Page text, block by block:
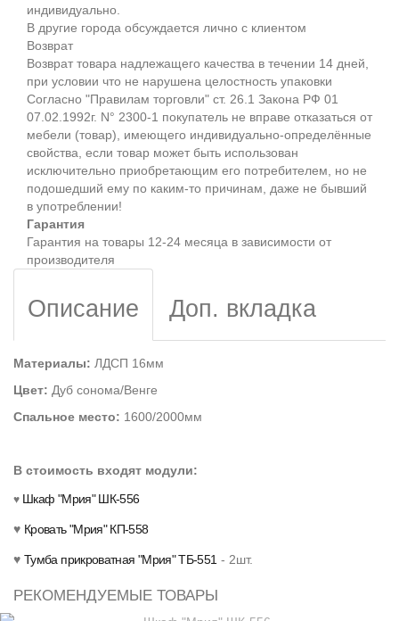
индивидуально.
В другие города обсуждается лично с клиентом
Возврат
Возврат товара надлежащего качества в течении 14 дней,
при условии что не нарушена целостность упаковки
Согласно "Правилам торговли" ст. 26.1 Закона РФ 01
07.02.1992г. N° 2300-1 покупатель не вправе отказаться от
мебели (товар), имеющего индивидуально-определённые
свойства, если товар может быть использован
исключительно приобретающим его потребителем, но не
подошедший eмy по каким-то причинам, даже не бывший
в употреблении!
Гарантия
Гарантия на товары 12-24 месяца в зависимости от
производителя
Описание Доп. вкладка
Материалы: ЛДСП 16мм
Цвет: Дуб сонома/Венге
Спальное место: 1600/2000мм
В стоимость входят модули:
♥ Шкаф "Мрия" ШК-556
♥ Кровать "Мрия" КП-558
♥ Тумба прикроватная "Мрия" ТБ-551 - 2шт.
РЕКОМЕНДУЕМЫЕ ТОВАРЫ